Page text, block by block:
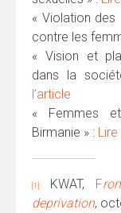
« Violation des
contre les
« Vision et
dans la
l’article
« Femmes
Birmanie » : Lire
[1] KWAT, F
deprivation,